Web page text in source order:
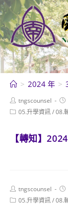
跳
轉
至
主
要
內
> 2024 年 >
Post
author:
tngscounsel
Post05.升學資訊/08.
【轉知】
Post
author:
tngscounsel
Post05.升學資訊/08.